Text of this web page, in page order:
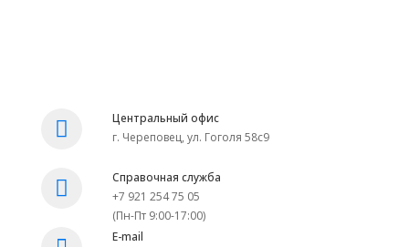
Центральный офис
г. Череповец, ул. Гоголя 58с9
Справочная служба
+7 921 254 75 05
(Пн-Пт 9:00-17:00)
E-mail